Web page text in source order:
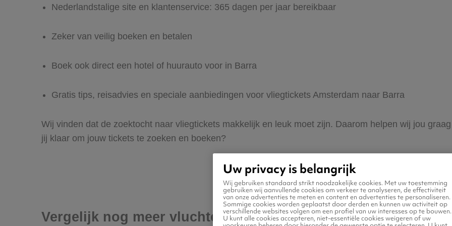
Nederlandstalige site en klantenservice: 365 dagen per jaar bereikbaar
Zeker van veilig boeken en betalen
Boek ook direct een hotel of huurauto voor in Barra
Gratis tips, reisadvies en speciale aanbiedingen voor vliegtickets Amsterdam naar Barra
Wij vinden dat de zoektocht naar vliegtickets makkelijk en leuk moet zijn. Daarom helpen wij jou
jij klaar om jouw tickets te zoeken en boeken?
Vergelijk nog meer vluchten naar Barra
Uw privacy is belangrijk
Wij gebruiken standaard strikt noodzakelijke cookies. Met uw toestemming
gebruiken wij aanvullende cookies om verkeer te analyseren, de effectiviteit
van onze advertenties te meten en content en advertenties te personaliseren.
Sommige cookies worden geplaatst door derden en kunnen uw activiteit op
verschillende websites volgen om een profiel van uw interesses op te bouwen.
U kunt alle cookies accepteren, niet-essentiële cookies weigeren of uw